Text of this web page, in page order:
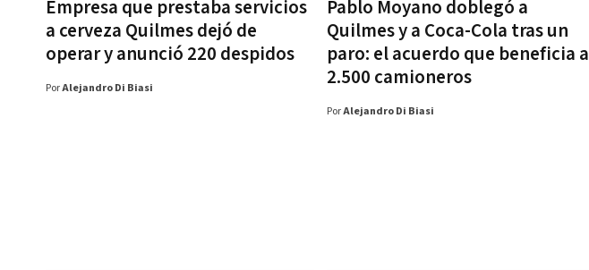
Empresa que prestaba servicios
a cerveza Quilmes dejó de
operar y anunció 220 despidos
PorAlejandro Di Biasi
Pablo Moyano doblegó a
Quilmes y a Coca-Cola tras un
paro: el acuerdo que beneficia a
2.500 camioneros
PorAlejandro Di Biasi